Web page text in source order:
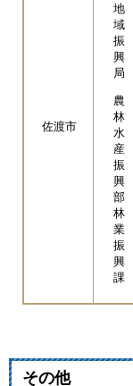
佐渡市
地
域
振
興
局
農
林
水
産
振
興
部
林
業
振
興
課
その他